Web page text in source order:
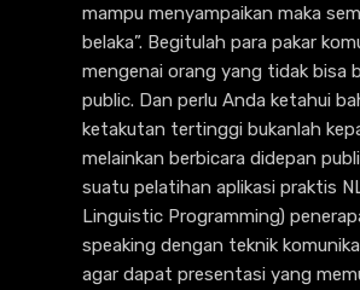
mampu menyampaikan maka
belaka”. Begitulah para pakar
mengenai orang yang tidak bisa
public. Dan perlu Anda ketahui
ketakutan tertinggi bukanlah
melainkan berbicara didepan
suatu pelatihan aplikasi praktis
Linguistic Programming)
speaking dengan teknik
agar dapat presentasi yang